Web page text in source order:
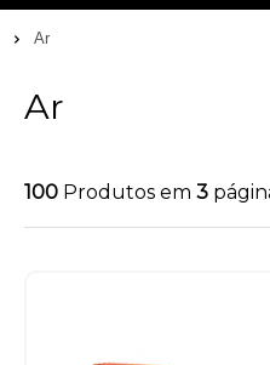
Ar
Ar
100 Produtos em 3